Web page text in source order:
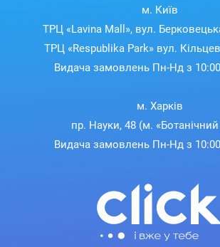
м. Київ
ТРЦ «Lavina Mall», вул.
ТРЦ «Respublika Park» вул.
Видача замовлень Пн-Нд з
м. Харків
пр. Науки, 48 (м.
Видача замовлень Пн-Нд з